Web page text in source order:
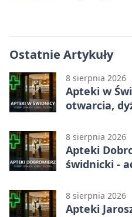
Ostatnie Artykuły
8 sierpnia 2026
Apteki w
otwarcia,
8 sierpnia 2026
Apteki
świdnicki -
8 sierpnia 2026
Apteki